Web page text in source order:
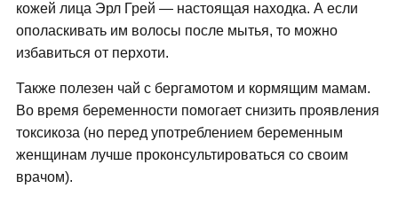
кожей лица Эрл Грей — настоящая находка. А если
ополаскивать им волосы после мытья, то можно
избавиться от перхоти.
Также полезен чай с бергамотом и кормящим мамам.
Во время беременности помогает снизить проявления
токсикоза (но перед употреблением беременным
женщинам лучше проконсультироваться со своим
врачом).